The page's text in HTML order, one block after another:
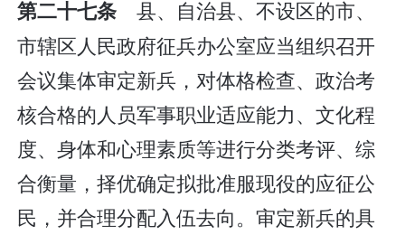
第二十七条 县、自治县、不设区的市、
市辖区人民政府征兵办公室应当组织召开
会议集体审定新兵，对体格检查、政治考
核合格的人员军事职业适应能力、文化程
度、身体和心理素质等进行分类考评、综
合衡量，择优确定拟批准服现役的应征公
民，并合理分配入伍去向。审定新兵的具